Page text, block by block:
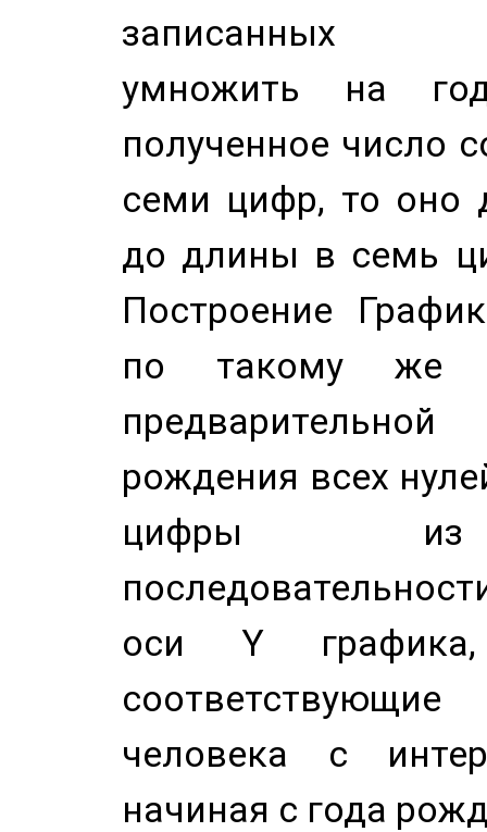
записанных
умножить на
полученное число
семи цифр, то оно
до длины в семь
Построение
по такому же
рождения всех
цифры из
оси Y
человека с
начиная с года